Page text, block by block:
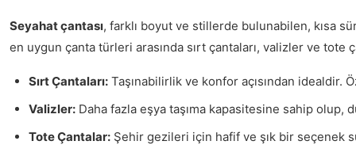
Seyahat çantası, farklı boyut ve stillerde bulunabilen, kısa
en uygun çanta türleri arasında sırt çantaları, valizler ve tote
Sırt Çantaları: Taşınabilirlik ve konfor açısından
Valizler: Daha fazla eşya taşıma kapasitesine sahip
Tote Çantalar: Şehir gezileri için hafif ve şık bir seçenek